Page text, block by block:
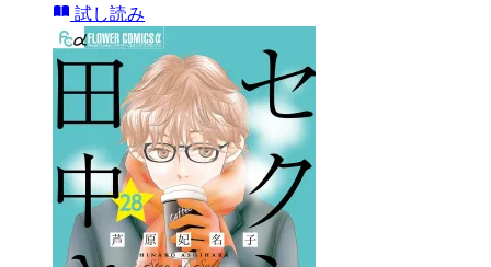
試し読み